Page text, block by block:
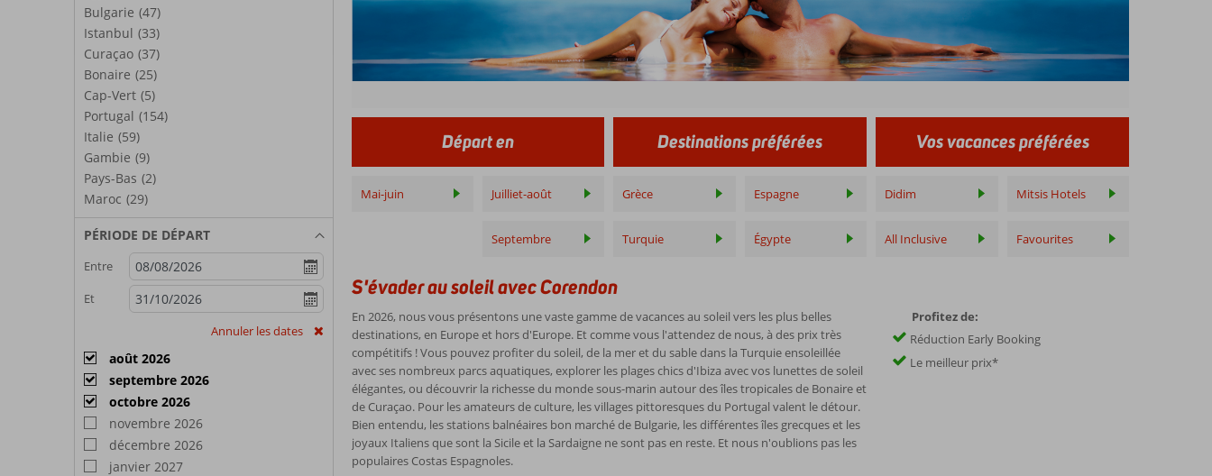
Bulgarie (47)
Istanbul (33)
Curaçao (37)
Bonaire (25)
Cap-Vert (5)
Portugal (154)
Italie (59)
Gambie (9)
Pays-Bas (2)
Maroc (29)
PÉRIODE DE DÉPART
Entre
Et
Annuler les dates
août 2026
septembre 2026
octobre 2026
novembre 2026
décembre 2026
janvier 2027
Départ en
Mai-juin Juilliet-août
Septembre
Destinations préférées
Grèce
Turquie
Espagne
Égypte
Vos vacances préférées
Didim
All Inclusive
Mitsis Hotels
Favourites
S'évader au soleil avec Corendon
En 2026, nous vous présentons une vaste gamme de vacances au soleil vers les plus belles
destinations, en Europe et hors d'Europe. Et comme vous l'attendez de nous, à des prix très
compétitifs ! Vous pouvez profiter du soleil, de la mer et du sable dans la Turquie ensoleillée
avec ses nombreux parcs aquatiques, explorer les plages chics d'Ibiza avec vos lunettes de soleil
élégantes, ou découvrir la richesse du monde sous-marin autour des îles tropicales de Bonaire et
de Curaçao. Pour les amateurs de culture, les villages pittoresques du Portugal valent le détour.
Bien entendu, les stations balnéaires bon marché de Bulgarie, les différentes îles grecques et les
joyaux Italiens que sont la Sicile et la Sardaigne ne sont pas en reste. Et nous n'oublions pas les
populaires Costas Espagnoles.
Profitez de:
Réduction Early Booking
Le meilleur prix*